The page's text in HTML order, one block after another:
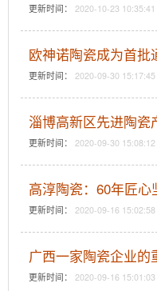
更新时间： 2020-10-23 10:35:41
欧神诺陶瓷成为首批
更新时间： 2020-09-30 15:17:45
淄博高新区先进陶
更新时间： 2020-09-30 15:08:12
高淳陶瓷：60年匠
更新时间： 2020-09-16 15:02:58
广西一家陶瓷企业的
更新时间： 2020-09-16 15:01:03